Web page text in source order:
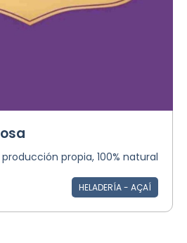
propia, 100% natural
HELADERÍA - AÇAÍ